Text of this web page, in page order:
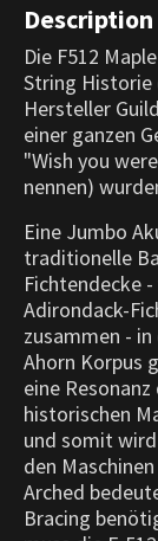
Description
Die F512
String Historie
Hersteller
einer ganzen
"Wish you
nennen)
Eine Jumbo
traditionelle
Fichtendecke
Adirondack-
zusammen -
Ahorn Korpus
eine
historischen
und somit
den
Arched
Bracing